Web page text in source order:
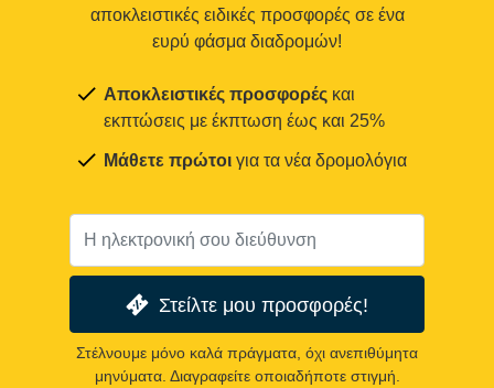
αποκλειστικές ειδικές προσφορές σε ένα
ευρύ φάσμα διαδρομών!
Αποκλειστικές προσφορές και
εκπτώσεις με έκπτωση έως και 25%
Μάθετε πρώτοι για τα νέα δρομολόγια
Στείλτε μου προσφορές!
Στέλνουμε μόνο καλά πράγματα, όχι ανεπιθύμητα
μηνύματα. Διαγραφείτε οποιαδήποτε στιγμή.